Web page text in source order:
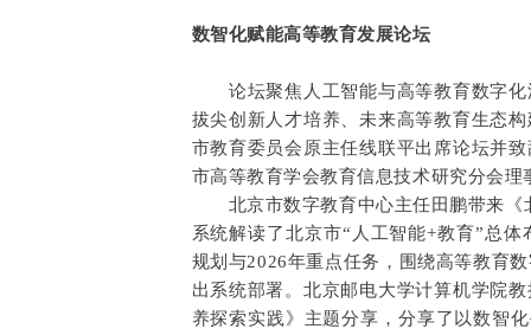
数智化赋能高等教育发展论坛
论坛聚焦人工智能与高等教育数字化
拔尖创新人才培养、未来高等教育生态
市教育委员会原主任线联平出席论坛并
市高等教育学会教育信息技术研究分会理
北京市数字教育中心主任田鹏带来《
系统解读了北京市“人工智能+教育”总
规划与2026年重点任务，围绕高等教育
出系统部署。 北京邮电大学计算机学院
养探索实践》主题分享，分享了以数智